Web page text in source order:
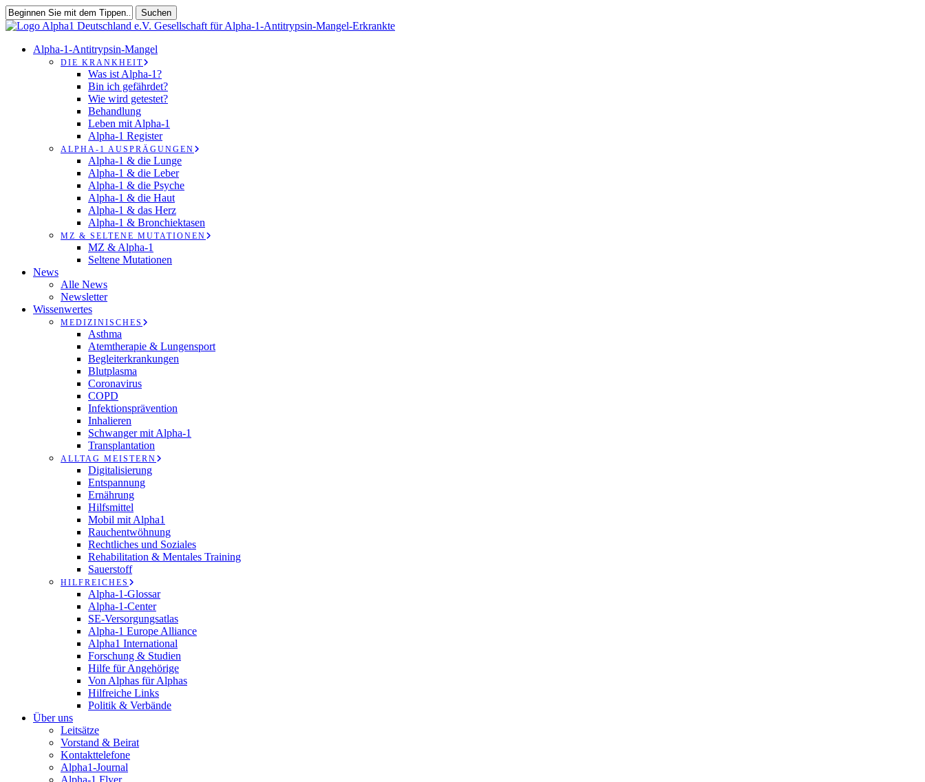
Zum
Hauptinhalt
springen
Suchen
Suche
suchen
SpeisekarteAlpha-1-Antitrypsin-Mangel
DIE KRANKHEIT
Was ist Alpha-1?
Bin ich gefährdet?
Wie wird getestet?
Behandlung
Leben mit Alpha-1
Alpha-1 Register
ALPHA-1 AUSPRÄGUNGEN
Alpha-1 & die Lunge
Alpha-1 & die Leber
Alpha-1 & die Psyche
Alpha-1 & die Haut
Alpha-1 & das Herz
Alpha-1 & Bronchiektasen
MZ & SELTENE MUTATIONEN
MZ & Alpha-1
Seltene Mutationen
News
Alle News
Newsletter
Wissenwertes
MEDIZINISCHES
Asthma
Atemtherapie & Lungensport
Begleiterkrankungen
Blutplasma
Coronavirus
COPD
Infektionsprävention
Inhalieren
Schwanger mit Alpha-1
Transplantation
ALLTAG MEISTERN
Digitalisierung
Entspannung
Ernährung
Hilfsmittel
Mobil mit Alpha1
Rauchentwöhnung
Rechtliches und Soziales
Rehabilitation & Mentales Training
Sauerstoff
HILFREICHES
Alpha-1-Glossar
Alpha-1-Center
SE-Versorgungsatlas
Alpha-1 Europe Alliance
Alpha1 International
Forschung & Studien
Hilfe für Angehörige
Von Alphas für Alphas
Hilfreiche Links
Politik & Verbände
Über uns
Leitsätze
Vorstand & Beirat
Kontakttelefone
Alpha1-Journal
Alpha-1 Flyer